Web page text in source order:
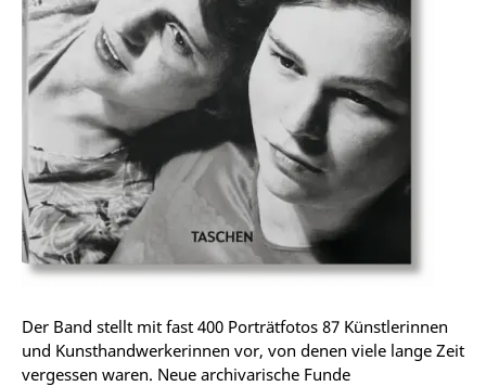
Der Band stellt mit fast 400 Porträtfotos 87 Künstlerinnen
und Kunsthandwerkerinnen vor, von denen viele lange Zeit
vergessen waren. Neue archivarische Funde